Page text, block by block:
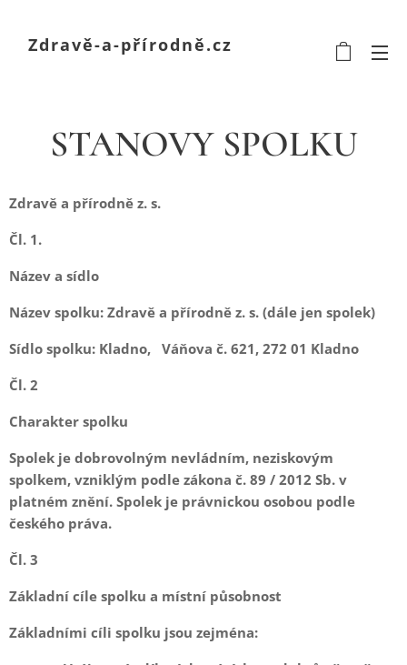
Zdravě-a-přírodně.cz
STANOVY SPOLKU
Zdravě a přírodně z. s.
Čl. 1.
Název a sídlo
Název spolku: Zdravě a přírodně z. s. (dále jen spolek)
Sídlo spolku: Kladno, Váňova č. 621, 272 01 Kladno
Čl. 2
Charakter spolku
Spolek je dobrovolným nevládním, neziskovým
spolkem, vzniklým podle zákona č. 89 / 2012 Sb. v
platném znění. Spolek je právnickou osobou podle
českého práva.
Čl. 3
Základní cíle spolku a místní působnost
Základními cíli spolku jsou zejména: